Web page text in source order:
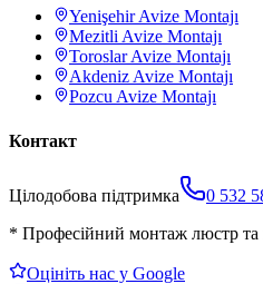
YenişehirAvize Montajı
Mezitli Avize Montajı
ToroslarAvize Montajı
Akdeniz Avize Montajı
Pozcu Avize Montajı
Контакт
Цілодобова підтримка
0 532
* Професійний монтаж люстр та
Оцініть нас у Google